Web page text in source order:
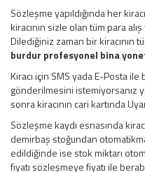
Sözleşme yapıldığında her
kiracının sizle olan tüm para
Dilediğiniz zaman bir kiracının
burdur profesyonel bina
Kiracı için SMS yada E-Posta ile
gönderilmesini istemiyorsanız
sonra kiracının cari kartında
Sözleşme kaydı esnasında
demirbaş stoğundan
edildiğinde ise stok miktarı
fiyatı sözleşmeye fiyatı ile